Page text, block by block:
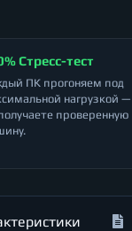
Стресс-тест
ПК прогоняем под
нагрузкой —
проверенную